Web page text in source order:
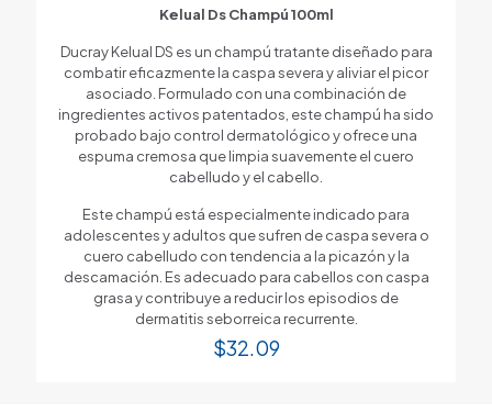
Kelual Ds Champú 100ml
Ducray Kelual DS es un champú tratante diseñado para
combatir eficazmente la caspa severa y aliviar el picor
asociado. Formulado con una combinación de
ingredientes activos patentados, este champú ha sido
probado bajo control dermatológico y ofrece una
espuma cremosa que limpia suavemente el cuero
cabelludo y el cabello.
Este champú está especialmente indicado para
adolescentes y adultos que sufren de caspa severa o
cuero cabelludo con tendencia a la picazón y la
descamación. Es adecuado para cabellos con caspa
grasa y contribuye a reducir los episodios de
dermatitis seborreica recurrente.
$32.09